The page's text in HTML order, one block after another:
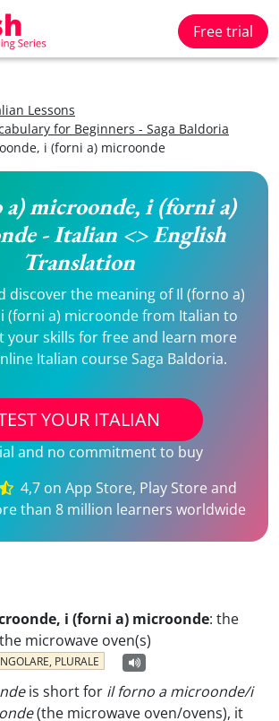
Free trial
Lessons
for Beginners - Saga Baldoria
i (forni a) microonde
microonde, i (forni a)
- Italian <> English
Translation
discover the meaning of Il (forno a)
(forni a) microonde from Italian to
your skills for free and learn more
Italian course Saga Baldoria.
YOUR ITALIAN
and no commitment to buy
4,7 on App Store, Play Store and
than 8 million learners worldwide
i (forni a) microonde: the
microwave oven(s)
PLURALE
is short for il forno a microonde/i
(the microwave oven/ovens), it